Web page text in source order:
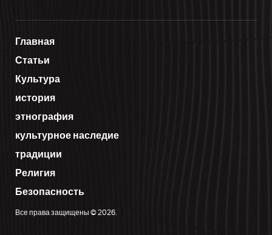
Главная
Статьи
Культура
история
этнография
культурное наследие
традиции
Религия
Безопасность
Все права защищены © 2026.